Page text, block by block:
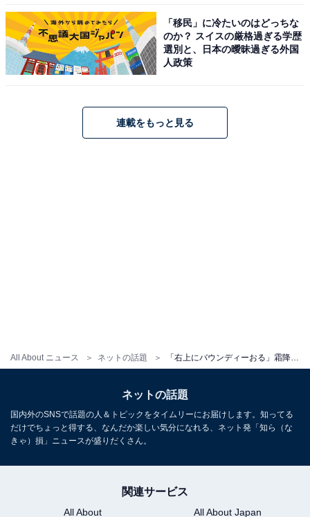
All About ニュース ネットの話題
「移民」に冷たいのはどっちな
のか？ スイスの厳格過ぎる学歴
選別と、日本の曖昧過ぎる外国
人政策
連載をもっと見る
ネットの話題
国内外のSNSで話題の人＆トピックをタイムリーにお届けします。知ってる
だけでちょっと得する、なんだか楽しい気分になれる、ネット発「知ら（な
きゃ）損」ニュースが盛りだくさん。
関連サービス
All About
All About Japan